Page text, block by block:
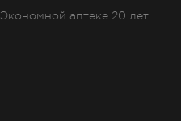
Экономной аптеке 20 лет